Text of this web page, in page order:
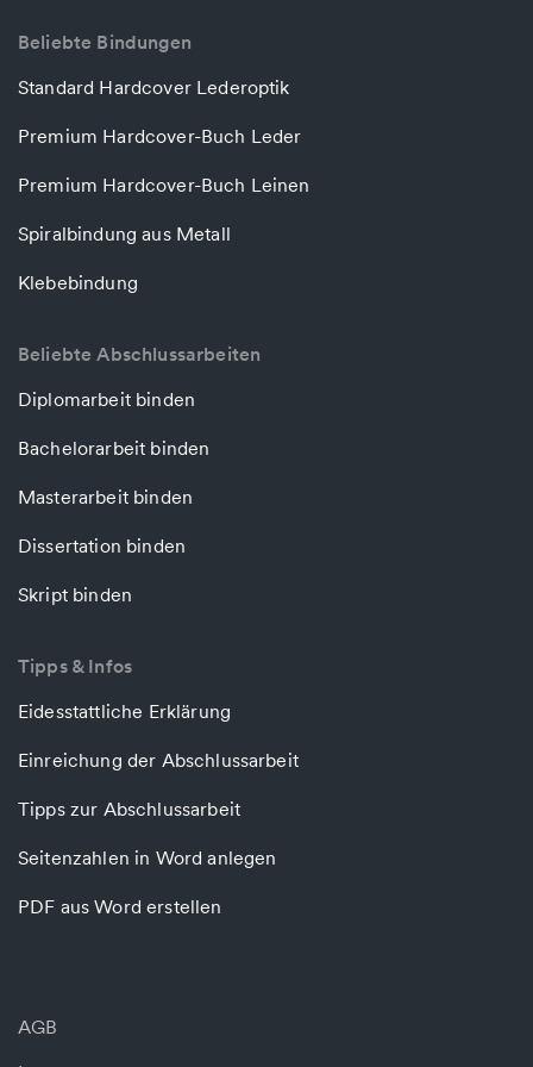
Beliebte Bindungen
Standard Hardcover Lederoptik
Premium Hardcover-Buch Leder
Premium Hardcover-Buch Leinen
Spiralbindung aus Metall
Klebebindung
Beliebte Abschlussarbeiten
Diplomarbeit binden
Bachelorarbeit binden
Masterarbeit binden
Dissertation binden
Skript binden
Tipps & Infos
Eidesstattliche Erklärung
Einreichung der Abschlussarbeit
Tipps zur Abschlussarbeit
Seitenzahlen in Word anlegen
PDF aus Word erstellen
AGB